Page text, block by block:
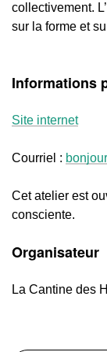
collectivement.
sur la forme et
Informations
Site internet
Courriel :
Cet atelier est
consciente.
Organisateur
La Cantine des